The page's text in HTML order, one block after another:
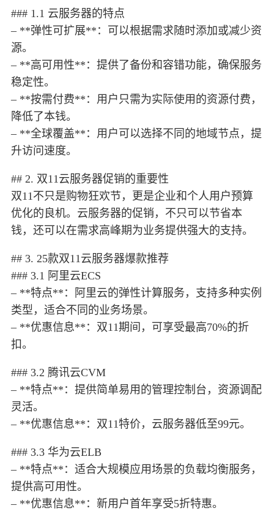
### 1.1 云服务器的特点
– **弹性可扩展**：可以根据需求随时添加或减少资
源。
– **高可用性**：提供了备份和容错功能，确保服务
稳定性。
– **按需付费**：用户只需为实际使用的资源付费，
降低了本钱。
– **全球覆盖**：用户可以选择不同的地域节点，提
升访问速度。
## 2. 双11云服务器促销的重要性
双11不只是购物狂欢节，更是企业和个人用户预算
优化的良机。云服务器的促销，不只可以节省本
钱，还可以在需求高峰期为业务提供强大的支持。
## 3. 25款双11云服务器爆款推荐
### 3.1 阿里云ECS
– **特点**：阿里云的弹性计算服务，支持多种实例
类型，适合不同的业务场景。
– **优惠信息**：双11期间，可享受最高70%的折
扣。
### 3.2 腾讯云CVM
– **特点**：提供简单易用的管理控制台，资源调配
灵活。
– **优惠信息**：双11特价，云服务器低至99元。
### 3.3 华为云ELB
– **特点**：适合大规模应用场景的负载均衡服务，
提供高可用性。
– **优惠信息**：新用户首年享受5折特惠。